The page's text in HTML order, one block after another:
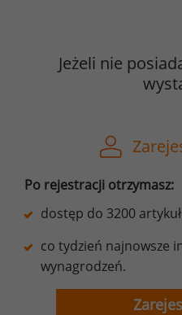
Jeżeli nie
Po rejestracji otrzymasz:
dostęp do 3200
co tydzień najnowsze
wynagrodzeń.